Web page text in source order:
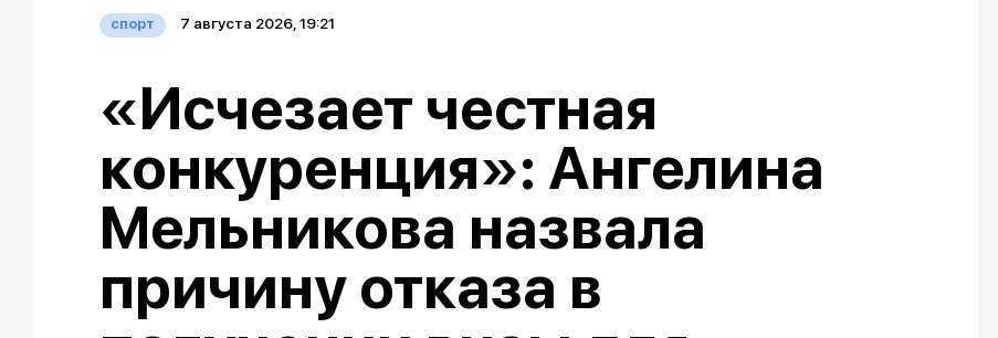
спорт 7 августа 2026, 19:21
«Исчезает честная
конкуренция»: Ангелина
Мельникова назвала
причину отказа в